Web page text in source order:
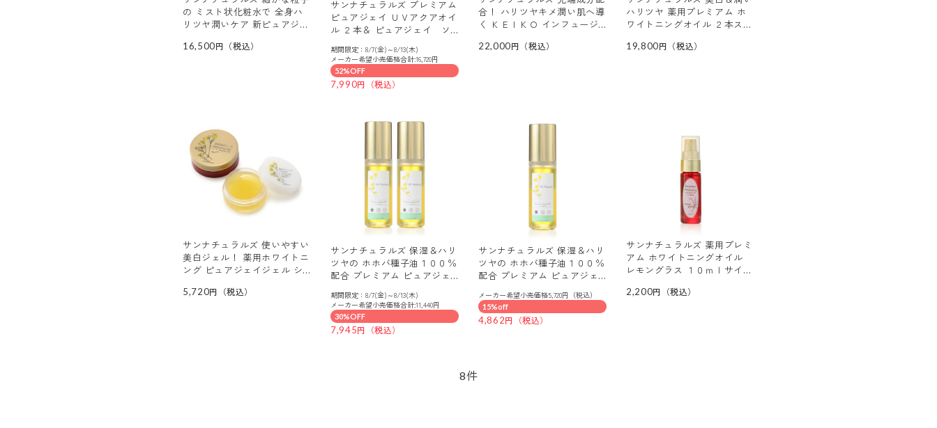
の ミスト状化粧水で 全身ハ
リツヤ潤いケア 新ピュアジェ
本セット
16,500
サンナチュラルズ プレミアム
ピュアジェイ ＵＶアクアオイ
ル ２本＆ ピュアジェイ ソ
期間限定：8/7(金)～8/13(木)
メーカー希望小売価格合計:16,720円
52%OFF
7,990
合！ ハリツヤキメ潤い肌へ導
く ＫＥＩＫＯ インフュージ
オイルセラム ２種セット
22,000
ハリツヤ 薬用プレミアム ホ
ワイトニングオイル ２本スペ
19,800
サンナチュラルズ 使いやすい
美白ジェル！ 薬用ホワイトニ
ング ピュアジェイジェル シ
5,720
サンナチュラルズ 保湿＆ハリ
ツヤの ホホバ種子油１００％
配合 プレミアム ピュアジェ
期間限定：8/7(金)～8/13(木)
メーカー希望小売価格合計:11,440円
30%OFF
7,945
サンナチュラルズ 保湿＆ハリ
ツヤの ホホバ種子油１００％
配合 プレミアム ピュアジェ
メーカー希望小売価格5,720円（税込）
15%off
4,862
サンナチュラルズ 薬用プレミ
アム ホワイトニングオイル
レモングラス １０ｍｌサイズ
2,200
8件